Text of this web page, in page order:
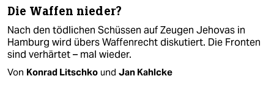
Die Waffen nieder?
Nach den tödlichen Schüssen auf Zeugen Jehovas in
Hamburg wird übers Waffenrecht diskutiert. Die Fronten
sind verhärtet – mal wieder.
Von Konrad Litschko und Jan Kahlcke